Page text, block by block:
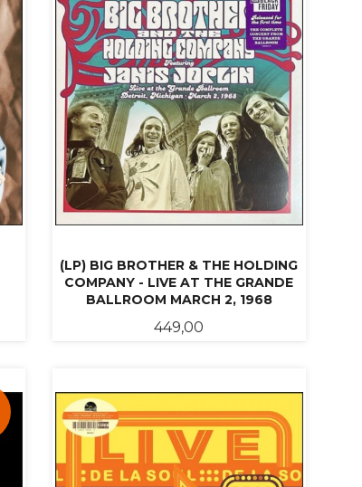
(LP) BIG BROTHER & THE HOLDING
COMPANY - LIVE AT THE GRANDE
BALLROOM MARCH 2, 1968
Pris
449,00